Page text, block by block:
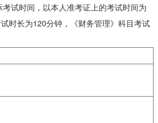
试时间，以本人准考证上的考试时间为
时长为120分钟，《财务管理》科目考试